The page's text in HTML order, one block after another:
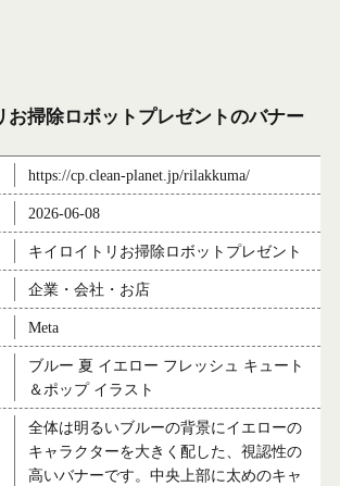
お掃除ロボットプレゼントのバナー
https://cp.clean-planet.jp/rilakkuma/
2026-06-08
キイロイトリお掃除ロボットプレゼント
企業・会社・お店
Meta
ブルー 夏 イエロー フレッシュ キュート
＆ポップ イラスト
全体は明るいブルーの背景にイエローの
キャラクターを大きく配した、視認性の
高いバナーです。中央上部に太めのキャ